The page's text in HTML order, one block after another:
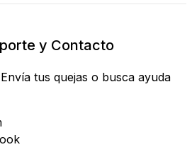
y Contacto
tus quejas o busca ayuda